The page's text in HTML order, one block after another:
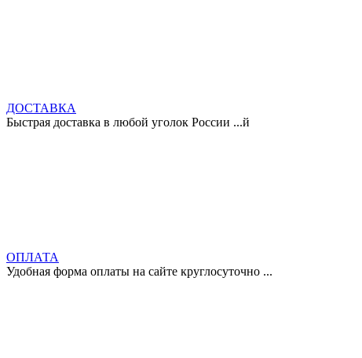
ДОСТАВКА
Быстрая доставка в любой уголок России ...й
ОПЛАТА
Удобная форма оплаты на сайте круглосуточно ...